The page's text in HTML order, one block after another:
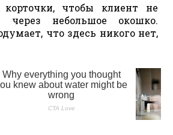
чтобы клиент не
через небольшое окошко.
что здесь никого нет,